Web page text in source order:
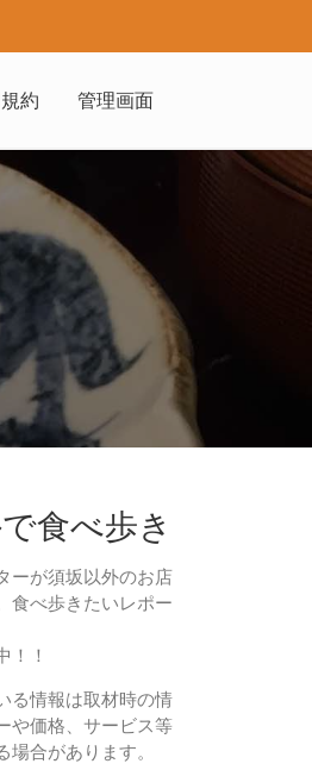
約 管理画面
食べ歩き
ーが須坂以外のお店
食べ歩きたいレポー
！！
る情報は取材時の情
や価格、サービス等
場合があります。